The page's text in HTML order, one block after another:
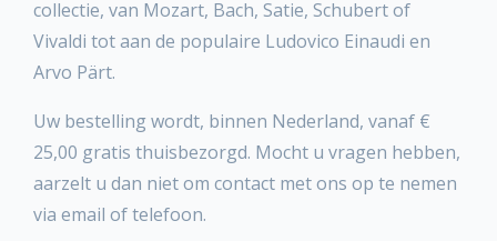
collectie, van Mozart, Bach, Satie, Schubert of
Vivaldi tot aan de populaire Ludovico Einaudi en
Arvo Pärt.
Uw bestelling wordt, binnen Nederland, vanaf €
25,00 gratis thuisbezorgd. Mocht u vragen hebben,
aarzelt u dan niet om contact met ons op te nemen
via email of telefoon.